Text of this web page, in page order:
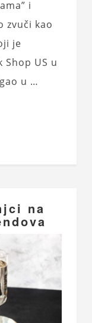
i
zvuči kao
je
US u
u …
na